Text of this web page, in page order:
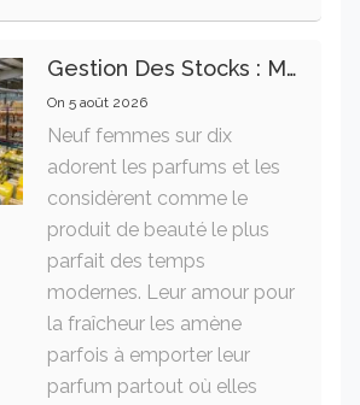
Gestion Des Stocks : Meilleures Pratiques Intralogistiques
On 5 août 2026
Neuf femmes sur dix
adorent les parfums et les
considèrent comme le
produit de beauté le plus
parfait des temps
modernes. Leur amour pour
la fraîcheur les amène
parfois à emporter leur
parfum partout où elles